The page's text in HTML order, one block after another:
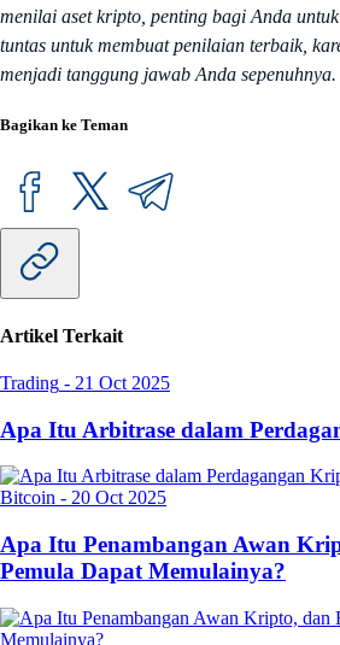
menilai aset kripto, penting bagi Anda
tuntas untuk membuat penilaian terbaik,
menjadi tanggung jawab Anda sepenuhnya.
Bagikan ke Teman
Artikel Terkait
Trading - 21 Oct 2025
Apa Itu Arbitrase dalam
Bitcoin - 20 Oct 2025
Apa Itu Penambangan Awan
Pemula Dapat Memulainya?